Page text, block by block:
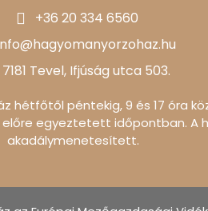
+36 20 334 6560
7181 Tevel, Ifjúság utca 503.
hétfőtől péntekig, 9 és 17 óra
egyeztetett időpontban. A
akadálymenetesített.